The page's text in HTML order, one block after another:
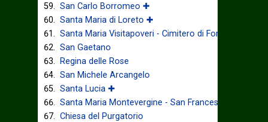
San Carlo Borromeo ✚
Santa Maria di Loreto ✚
Santa Maria Visitapoveri - Cimitero di Forio ◼
San Gaetano
Regina delle Rose
San Michele Arcangelo
Santa Lucia ✚
Santa Maria Montevergine - San Francesco di Paola
Chiesa del Purgatorio